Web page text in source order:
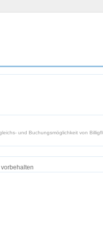
und Buchungsmöglichkeit von